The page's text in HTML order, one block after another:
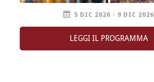
5 DIC 2026 - 9 DIC 2026
LEGGI IL PROGRAMMA